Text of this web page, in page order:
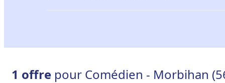
1 offre pour Comédien - Morbihan